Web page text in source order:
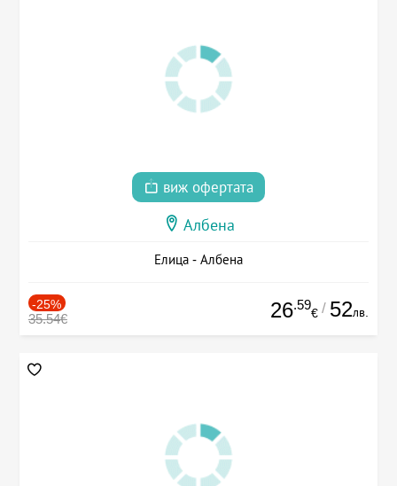
виж офертата
Албена
Елица - Албена
-25%
35.54€ 26.59
€ / 52лв.